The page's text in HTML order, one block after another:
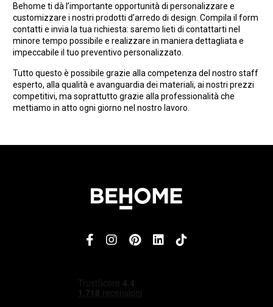
Behome ti dà l’importante opportunità di personalizzare e
customizzare i nostri prodotti d’arredo di design. Compila il form
contatti e invia la tua richiesta: saremo lieti di contattarti nel
minore tempo possibile e realizzare in maniera dettagliata e
impeccabile il tuo preventivo personalizzato.
Tutto questo è possibile grazie alla competenza del nostro staff
esperto, alla qualità e avanguardia dei materiali, ai nostri prezzi
competitivi, ma soprattutto grazie alla professionalità che
mettiamo in atto ogni giorno nel nostro lavoro.